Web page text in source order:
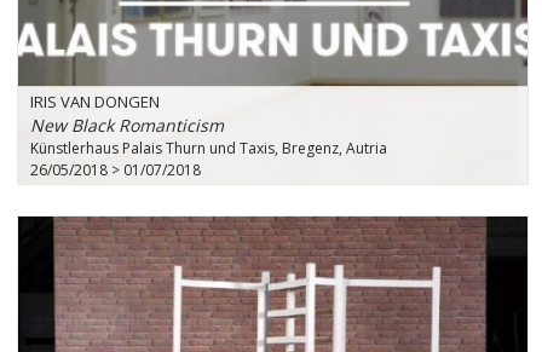
IRIS VAN DONGEN
New Black Romanticism
Künstlerhaus Palais Thurn und Taxis, Bregenz, Autria
26/05/2018 > 01/07/2018